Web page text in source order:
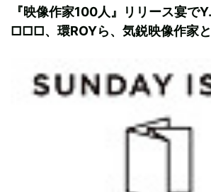
『映像作家100人』リリース宴で
□□□、環ROYら、気鋭映像作家